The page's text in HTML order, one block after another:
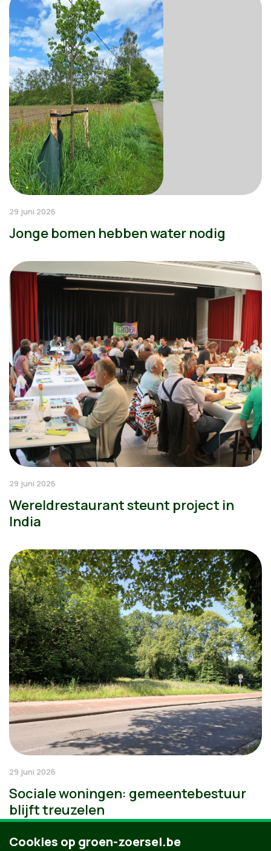
29 juni 2026
Jonge bomen hebben water nodig
29 juni 2026
Wereldrestaurant steunt project in
India
29 juni 2026
Sociale woningen: gemeentebestuur
blijft treuzelen
Cookies op groen-zoersel.be